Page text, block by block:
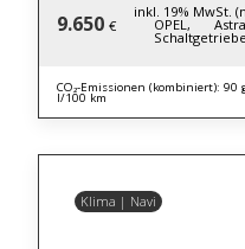
9.650 €
inkl. 19% MwSt.
OPEL,
CO₂-Emissionen (kombiniert):
l/100 km
Klima | Navi